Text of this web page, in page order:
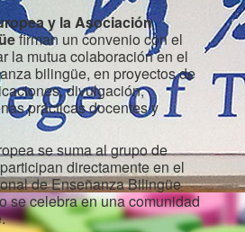
y la Asociación
firman un convenio con el
la mutua colaboración en el
bilingüe, en proyectos de
divulgación,
prácticas docentes y
se suma al grupo de
directamente en el
de Enseñanza Bilingüe
se celebra en una comunidad